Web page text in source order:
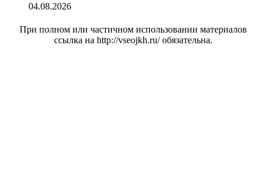
04.08.2026
При полном или частичном использовании материалов
ссылка на http://vseojkh.ru/ обязательна.